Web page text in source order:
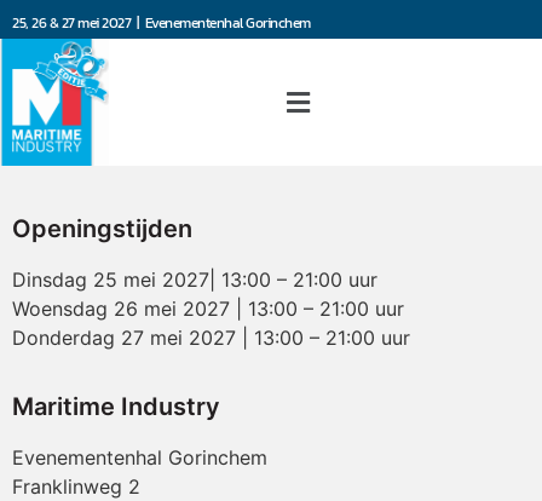
25, 26 & 27 mei 2027 | Evenementenhal Gorinchem
Openingstijden
Dinsdag 25 mei 2027| 13:00 – 21:00 uur
Woensdag 26 mei 2027 | 13:00 – 21:00 uur
Donderdag 27 mei 2027 | 13:00 – 21:00 uur
Maritime Industry
Evenementenhal Gorinchem
Franklinweg 2